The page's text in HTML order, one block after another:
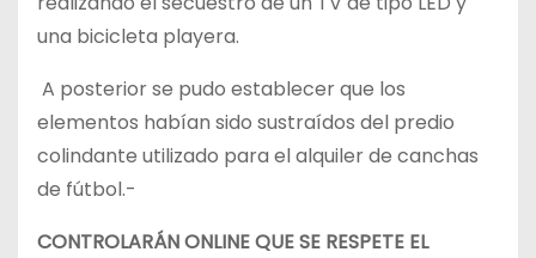
una bicicleta playera.
A posterior se pudo establecer que los
elementos habían sido sustraídos del predio
colindante utilizado para el alquiler de canchas
de fútbol.-
CONTROLARÁN ONLINE QUE SE RESPETE EL